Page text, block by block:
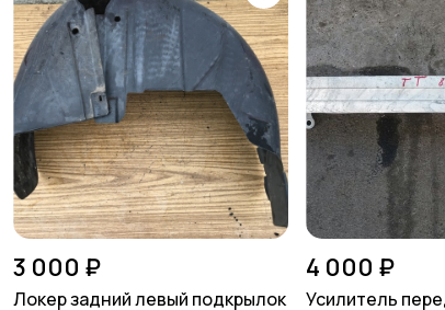
3 000 ₽
Локер задний левый подкрылок
4 000 ₽
Усилитель